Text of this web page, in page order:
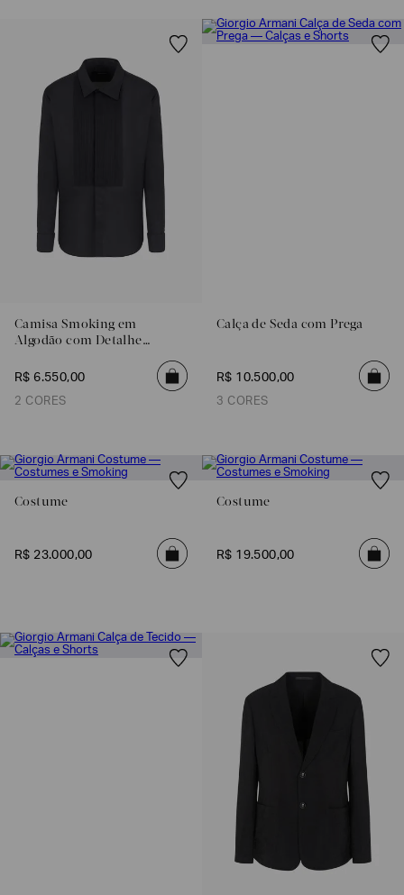
Camisa Smoking em
Algodão com Detalhe
R$ 6.550,00
2 CORES
Calça de Seda com Prega
R$ 10.500,00
3 CORES
Costume
R$ 23.000,00
Costume
R$ 19.500,00